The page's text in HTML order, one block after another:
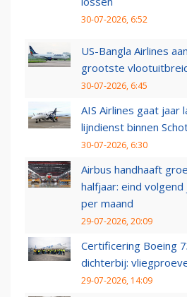
30-07-2026, 6:52
US-Bangla Airlines
grootste
30-07-2026, 6:45
AIS Airlines gaat jaar
lijndienst binnen
30-07-2026, 6:30
Airbus handhaaft
halfjaar: eind volgend
per maand
29-07-2026, 20:09
Certificering Boeing
dichterbij:
29-07-2026, 14:09